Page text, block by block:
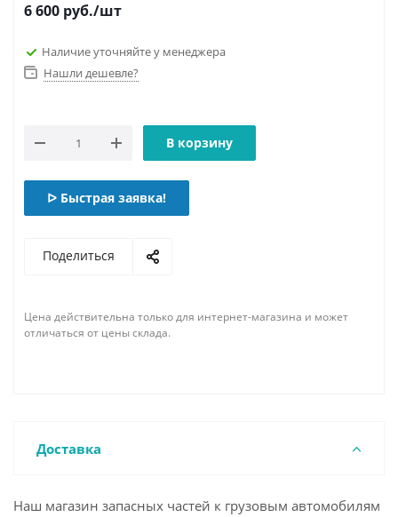
6 600 руб./шт
Наличие уточняйте у менеджера
Нашли дешевле?
В корзину
ᐅ Быстрая заявка!
Поделиться
Цена действительна только для интернет-магазина и может
отличаться от цены склада.
Доставка
Наш магазин запасных частей к грузовым автомобилям